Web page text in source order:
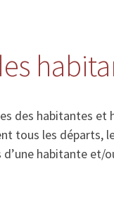
des habitantes
tous les départs,
habitante et/